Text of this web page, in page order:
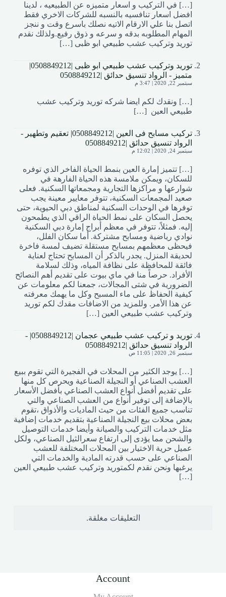
[…] في التركيب و اسعار متميزه عن الطبيعيه ، لدينا
افضل اسعار تنافسيه بالنسبه للشركات الاخري فقط
اتصل بنا علي الارقام الاتيه نصلك باسرع وقت و ننجز
المهام المطلوبه بدقه و سرعه و ذوق رفيع.ولذلك نقدم
توريد وتركيب عشب طبيعي ابو ظبى […]
توريد وتركيب عشب طبيعي ابو ظبى |0508849212|
متميز - الرواد تنسيق حدائق |0508849212
سبتمبر 22, 2020 | 3:47 م
[…] ونقدك لكم ايضا شركه توريد وتركيب عشب
طبيعي العين […]
تركيب مسابح فى العين |0508849212| تعقيم وتطهير -
الرواد تنسيق حدائق |0508849212
سبتمبر 24, 2020 | 12:02 م
[…] تتميز إمارة العين بنمط الحياة الفاخر الذي توفره
للسكان، ويمكن ملامسة هذه الحياة الفارهة في
شوارعها و مراكزها التجارية ومجمعاتها السكنية. فعلى
صعيد المجمعات السكنية، تتوفر معايير معينة يجب
توفرها في الوحدات السكنية لمناطق دبي الحيوية، حتى
يحصل السكان على نمط الحياة الراقي الذي يطمحون
إليه. فمثلاً، تتوفر في معظم أبراج إمارة دبي السكنية
نوادي رياضية ومسابح مشتركة. أما سكان الفلل،
فيحظى معظمهم بمسابح مستقلة تضيف لمسة فاخرة
لحديقة المنزل. يجدر بالذكر أن المسابح تحتاج لعناية
فائقة للمحافظة على نظافة المياه، وذلك لسلامة
الأفراد. حرصاً منا في ماي بيوت على تقديم أهم النصائح
الضرورية في شتى المجالات، جمعنا لكم معلومات عن
كيفية الحفاظ على ماء المسبح وكل ما يهمك معرفته
عن هذا الأمر. وللمزيد من الاضافات مقدك لكم توريد
وتركيب عشب طبيعي العين […]
توريد و تركيب عشب طبيعي عجمان |0508849212| -
الرواد تنسيق حدائق |0508849212
سبتمبر 26, 2020 | 11:05 ص
[…] يوجد الكثير من المحلات في الفجيرة التي تقوم ببيع
العشب الصناعي أو النجيلة الصناعية ويحرص كل منها
على تقديم أفضل أنواع العشب الصناعي بأفضل الأسعار
بالإضافة إلى توفير أنواع من العشب الصناعي والتي
تناسب جميع الفئات من حيث الماديات والأذواق ،تقوم
بعض محلات بيع النجيلة الصناعية بتقديم خدمات إضافية
مثل خدمات التركيب والصيانة وأيضا خدمات التوصيل
والشحن مما يؤدى إلى ارتفاع سعرالثيل الصناعي، ولكل
عميل حرية الاختيار بين المحلات المختلفة للعشب
الصناعي على حسب قدرته المادية والخدمات التي
يرغبها ونحن نقدم لكمتوريد وتركيب عشب طبيعي العين
[…]
التعليقات مغلقة.
Account